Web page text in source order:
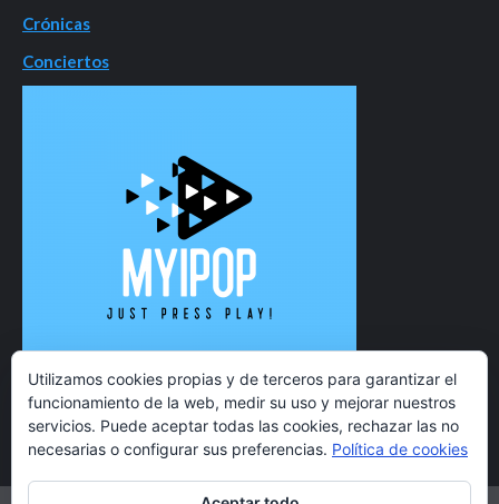
Crónicas
Conciertos
Utilizamos cookies propias y de terceros para garantizar el
funcionamiento de la web, medir su uso y mejorar nuestros
servicios. Puede aceptar todas las cookies, rechazar las no
necesarias o configurar sus preferencias. Política de cookies